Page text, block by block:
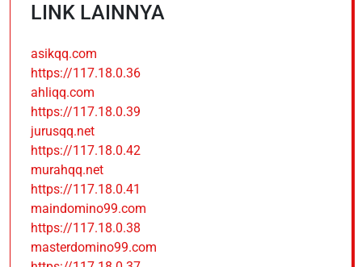
LINK LAINNYA
asikqq.com
https://117.18.0.36
ahliqq.com
https://117.18.0.39
jurusqq.net
https://117.18.0.42
murahqq.net
https://117.18.0.41
maindomino99.com
https://117.18.0.38
masterdomino99.com